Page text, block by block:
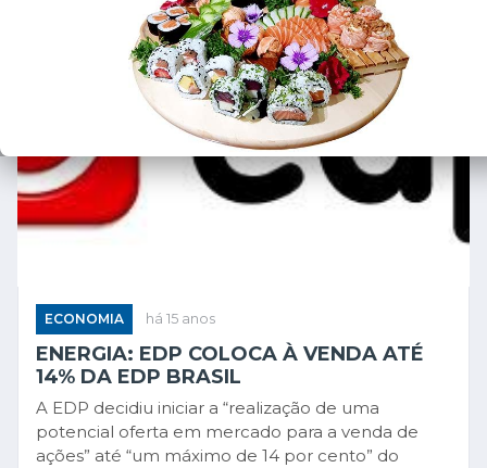
ECONOMIA há 15 anos
ENERGIA: EDP COLOCA À VENDA ATÉ
14% DA EDP BRASIL
A EDP decidiu iniciar a “realização de uma
potencial oferta em mercado para a venda de
ações” até “um máximo de 14 por cento” do